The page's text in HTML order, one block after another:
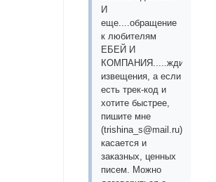
И
еще....обращение
к любителям
ЕБЕЙ И
КОМПАНИЯ.....ждите
извещения, а если
есть трек-код и
хотите быстрее,
пишите мне
(trishina_s@mail.ru)....это
касается и
заказных, ценных
писем. Можно